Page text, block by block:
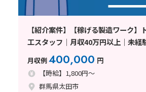
【紹介案件】【稼げる製造ワーク】
工スタッフ｜月収40万円以上｜未経
1800円｜寮費無料｜土日休み｜即日
田市〉
月収例400,000 円
【時給】1,800円～
群馬県太田市